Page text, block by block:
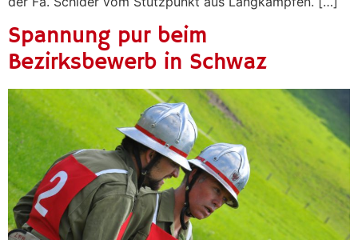
Spannung pur beim
Bezirksbewerb in Schwaz